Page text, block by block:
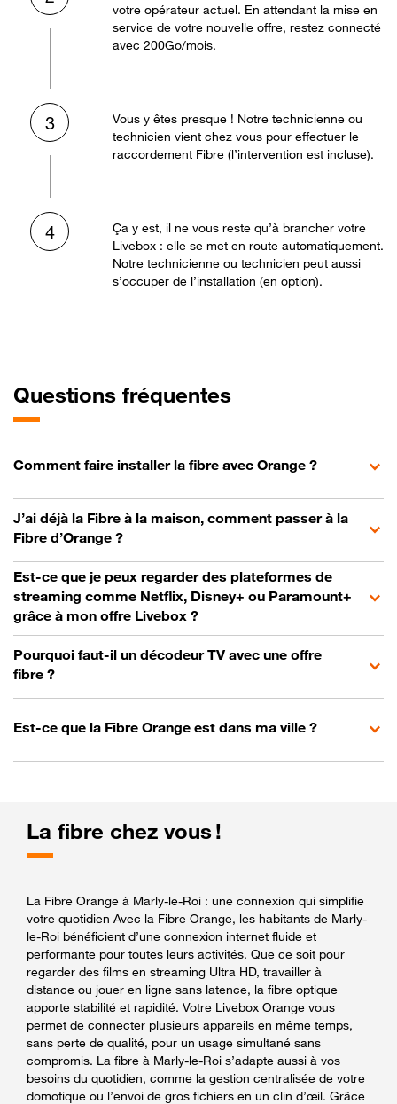
votre opérateur actuel. En attendant la mise en
service de votre nouvelle offre, restez connecté
avec 200Go/mois.
3
Vous y êtes presque ! Notre technicienne ou
technicien vient chez vous pour effectuer le
raccordement Fibre (l’intervention est incluse).
4
Ça y est, il ne vous reste qu’à brancher votre
Livebox : elle se met en route automatiquement.
Notre technicienne ou technicien peut aussi
s’occuper de l’installation (en option).
Questions fréquentes
Comment faire installer la fibre avec Orange ?
J’ai déjà la Fibre à la maison, comment passer à la
Fibre d’Orange ?
Est-ce que je peux regarder des plateformes de
streaming comme Netflix, Disney+ ou Paramount+
grâce à mon offre Livebox ?
Pourquoi faut-il un décodeur TV avec une offre
fibre ?
Est-ce que la Fibre Orange est dans ma ville ?
La fibre chez vous !
La Fibre Orange à Marly-le-Roi : une connexion qui simplifie
votre quotidien Avec la Fibre Orange, les habitants de Marly-
le-Roi bénéficient d’une connexion internet fluide et
performante pour toutes leurs activités. Que ce soit pour
regarder des films en streaming Ultra HD, travailler à
distance ou jouer en ligne sans latence, la fibre optique
apporte stabilité et rapidité. Votre Livebox Orange vous
permet de connecter plusieurs appareils en même temps,
sans perte de qualité, pour un usage simultané sans
compromis. La fibre à Marly-le-Roi s’adapte aussi à vos
besoins du quotidien, comme la gestion centralisée de votre
domotique ou l’envoi de gros fichiers en un clin d’œil. Grâce